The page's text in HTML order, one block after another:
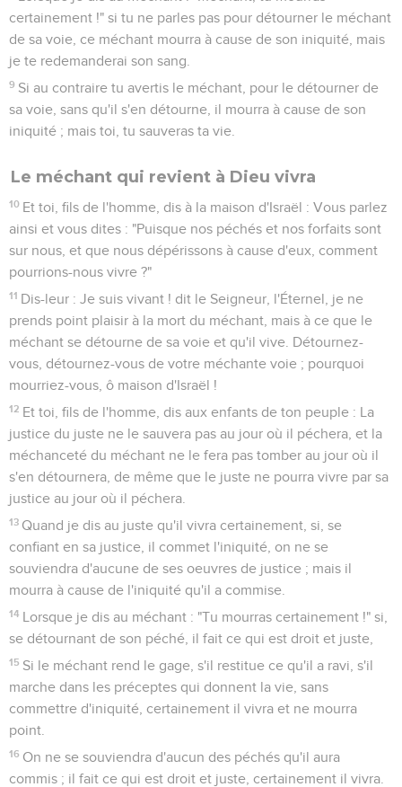
certainement !" si tu ne parles pas pour détourner le méchant
de sa voie, ce méchant mourra à cause de son iniquité, mais
je te redemanderai son sang.
9 Si au contraire tu avertis le méchant, pour le détourner de
sa voie, sans qu'il s'en détourne, il mourra à cause de son
iniquité ; mais toi, tu sauveras ta vie.
Le méchant qui revient à Dieu vivra
10 Et toi, fils de l'homme, dis à la maison d'Israël : Vous parlez
ainsi et vous dites : "Puisque nos péchés et nos forfaits sont
sur nous, et que nous dépérissons à cause d'eux, comment
pourrions-nous vivre ?"
11 Dis-leur : Je suis vivant ! dit le Seigneur, l'Éternel, je ne
prends point plaisir à la mort du méchant, mais à ce que le
méchant se détourne de sa voie et qu'il vive. Détournez-
vous, détournez-vous de votre méchante voie ; pourquoi
mourriez-vous, ô maison d'Israël !
12 Et toi, fils de l'homme, dis aux enfants de ton peuple : La
justice du juste ne le sauvera pas au jour où il péchera, et la
méchanceté du méchant ne le fera pas tomber au jour où il
s'en détournera, de même que le juste ne pourra vivre par sa
justice au jour où il péchera.
13 Quand je dis au juste qu'il vivra certainement, si, se
confiant en sa justice, il commet l'iniquité, on ne se
souviendra d'aucune de ses oeuvres de justice ; mais il
mourra à cause de l'iniquité qu'il a commise.
14 Lorsque je dis au méchant : "Tu mourras certainement !" si,
se détournant de son péché, il fait ce qui est droit et juste,
15 Si le méchant rend le gage, s'il restitue ce qu'il a ravi, s'il
marche dans les préceptes qui donnent la vie, sans
commettre d'iniquité, certainement il vivra et ne mourra
point.
16 On ne se souviendra d'aucun des péchés qu'il aura
commis ; il fait ce qui est droit et juste, certainement il vivra.